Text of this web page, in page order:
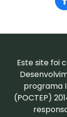
Este site foi
programa
(POCTEP)